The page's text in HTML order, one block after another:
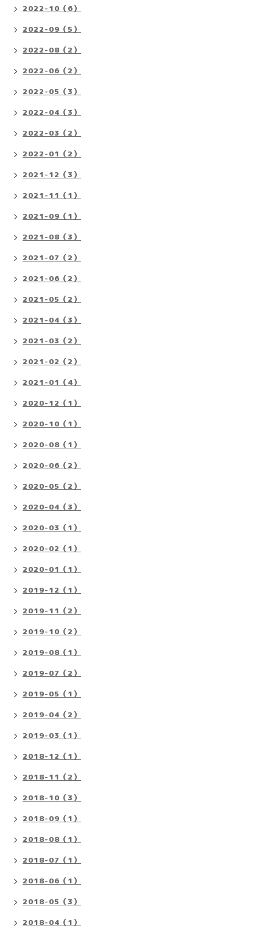
2022-10（6）
2022-09（5）
2022-08（2）
2022-06（2）
2022-05（3）
2022-04（3）
2022-03（2）
2022-01（2）
2021-12（3）
2021-11（1）
2021-09（1）
2021-08（3）
2021-07（2）
2021-06（2）
2021-05（2）
2021-04（3）
2021-03（2）
2021-02（2）
2021-01（4）
2020-12（1）
2020-10（1）
2020-08（1）
2020-06（2）
2020-05（2）
2020-04（3）
2020-03（1）
2020-02（1）
2020-01（1）
2019-12（1）
2019-11（2）
2019-10（2）
2019-08（1）
2019-07（2）
2019-05（1）
2019-04（2）
2019-03（1）
2018-12（1）
2018-11（2）
2018-10（3）
2018-09（1）
2018-08（1）
2018-07（1）
2018-06（1）
2018-05（3）
2018-04（1）